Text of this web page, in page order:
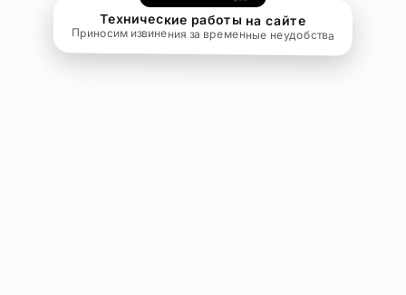
Технические работы на сайте
Приносим извинения за временные неудобства